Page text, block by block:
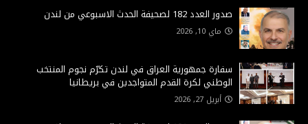
صدور العدد 182 لصحيفة الحدث الاسبوعي من لندن
ماي 10, 2026
سفارة جمهورية العراق في لندن تكرّم نجوم المنتخب
الوطني لكرة القدم المتواجدين في بريطانيا
أبريل 27, 2026